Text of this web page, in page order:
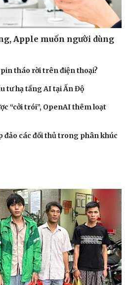
Apple muốn người dùng
tháo rời trên điện thoại?
tư hạ tầng AI tại Ấn Độ
“cởi trói”, OpenAI thêm loạt
đảo các đối thủ trong phân khúc